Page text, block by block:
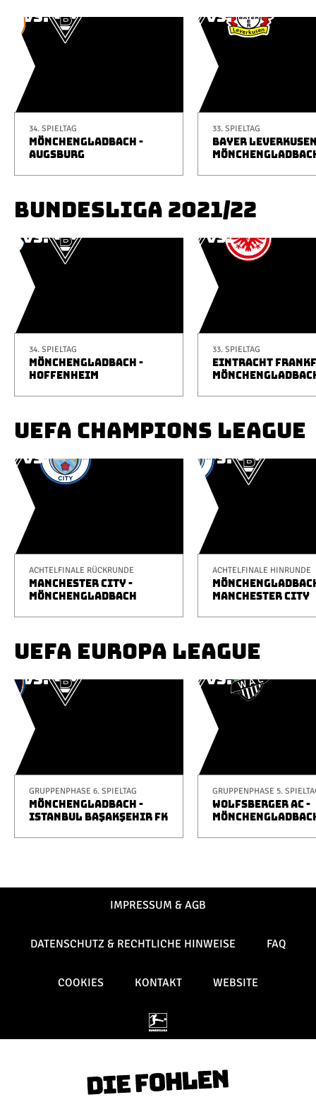
34. SPIELTAG
MÖNCHENGLADBACH -
AUGSBURG
33. SPIELTAG
BAYER
BUNDESLIGA 2021/22
34. SPIELTAG
MÖNCHENGLADBACH -
HOFFENHEIM
33. SPIELTAG
EINTRACHT
UEFA CHAMPIONS LEAGUE
ACHTELFINALE RÜCKRUNDE
MANCHESTER CITY -
MÖNCHENGLADBACH
ACHTELFINALE HINRUNDE
MANCHESTER CITY
UEFA EUROPA LEAGUE
GRUPPENPHASE 6. SPIELTAG
MÖNCHENGLADBACH -
ISTANBUL BAŞAKŞEHIR FK
GRUPPENPHASE 5.
WOLFSBERGER AC -
IMPRESSUM & AGB
DATENSCHUTZ & RECHTLICHE HINWEISE FAQ
COOKIES KONTAKT WEBSITE